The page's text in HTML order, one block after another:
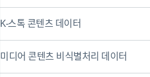
K-스톡 콘텐츠 데이터
미디어 콘텐츠 비식별처리 데이터